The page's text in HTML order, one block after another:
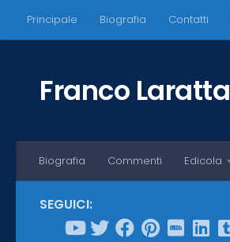
Salta al contenuto
Principale Biografia Contatti
Franco Laratta
Biografia Commenti Edicola
SEGUICI: